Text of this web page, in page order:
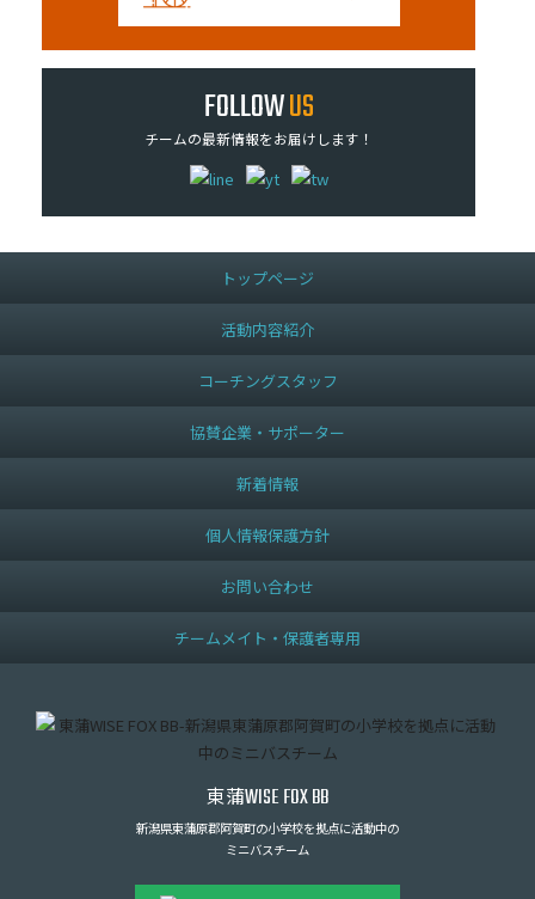
FOLLOWUS
チームの最新情報をお届けします！
トップページ
活動内容紹介
コーチングスタッフ
協賛企業・サポーター
新着情報
個人情報保護方針
お問い合わせ
チームメイト・保護者専用
東蒲WISE FOX BB
新潟県東蒲原郡阿賀町の小学校を拠点に活動中の
ミニバスチーム